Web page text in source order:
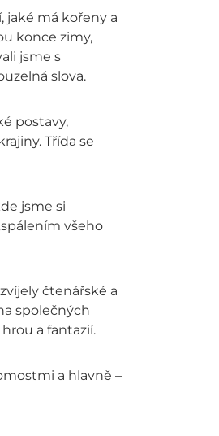
jaké má kořeny a
konce zimy,
jsme s
slova.
postavy,
Třída se
jsme si
všeho
čtenářské a
společných
a fantazií.
a hlavně –